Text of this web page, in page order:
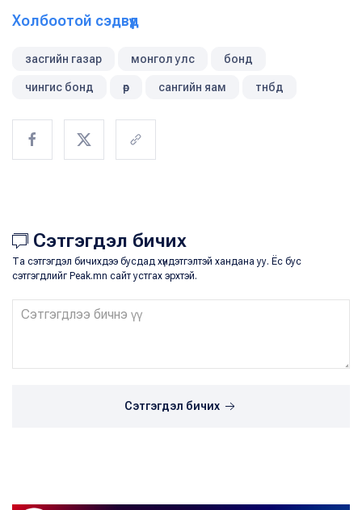
Холбоотой сэдвүүд
засгийн газар монгол улс бонд
чингис бонд өр сангийн яам тнбд
Сэтгэгдэл бичих
Та сэтгэгдэл бичихдээ бусдад хүндэтгэлтэй хандана уу. Ёс бус
сэтгэгдлийг Peak.mn сайт устгах эрхтэй.
Сэтгэгдэл бичих